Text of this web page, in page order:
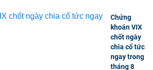
Chứng
khoán VIX
chốt ngày
chia cổ tức
ngay trong
tháng 8